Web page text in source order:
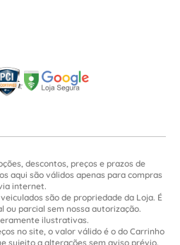
descontos, preços e prazos de
aqui são válidos apenas para compras
internet.
são de propriedade da Loja. É
ou parcial sem nossa autorização.
ilustrativas.
no site, o valor válido é o do Carrinho
sujeito a alterações sem aviso prévio.